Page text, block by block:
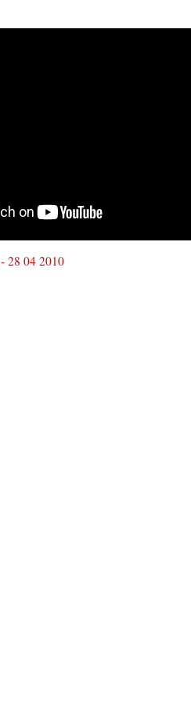
- 28 04 2010